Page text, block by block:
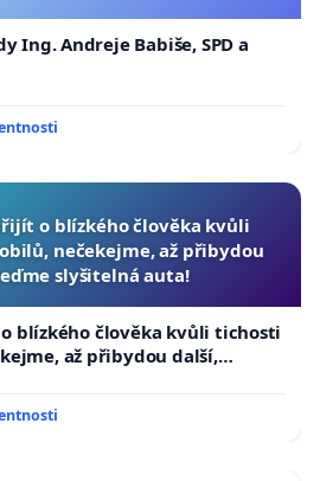
Ing. Andreje Babiše, SPD a
o blízkého člověka kvůli
nečekejme, až přibydou
slyšitelná auta!
blízkého člověka kvůli tichosti
až přibydou další,